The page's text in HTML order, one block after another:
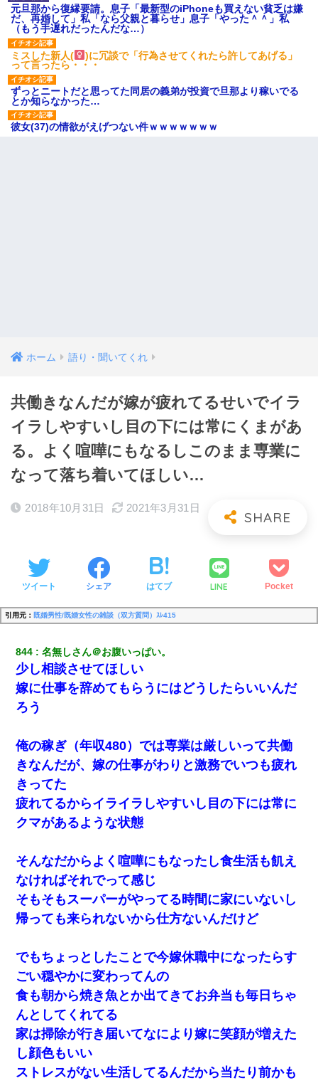
元旦那から復縁要請。息子「最新型のiPhoneも買えない貧乏は嫌
だ、再婚して」私「なら父親と暮らせ」息子「やった＾＾」私
（もう手遅れだったんだな…）
ミスした新人(
)に冗談で「行為させてくれたら許してあげる」
って言ったら・・・
ずっとニートだと思ってた同居の義弟が投資で旦那より稼いでる
とか知らなかった…
彼女(37)の情欲がえげつない件ｗｗｗｗｗｗｗ
ホーム 語り・聞いてくれ
共働きなんだが嫁が疲れてるせいでイラ
イラしやすいし目の下には常にくまがあ
る。よく喧嘩にもなるしこのまま専業に
なって落ち着いてほしい…
2018年10月31日 2021年3月31日
ツイート シェア はてブ LINE Pocket
引用元： 既婚男性/既婚女性の雑談（双方質問）ｽﾚ415
844 名無しさん＠お腹いっぱい。
少し相談させてほしい
嫁に仕事を辞めてもらうにはどうしたらいいんだ
ろう
俺の稼ぎ（年収480）では専業は厳しいって共働
きなんだが、嫁の仕事がわりと激務でいつも疲れ
きってた
疲れてるからイライラしやすいし目の下には常に
クマがあるような状態
そんなだからよく喧嘩にもなったし食生活も飢え
なければそれでって感じ
そもそもスーパーがやってる時間に家にいないし
帰っても来られないから仕方ないんだけど
でもちょっとしたことで今嫁休職中になったらす
ごい穏やかに変わってんの
食も朝から焼き魚とか出てきてお弁当も毎日ちゃ
んとしてくれてる
家は掃除が行き届いてなにより嫁に笑顔が増えた
し顔色もいい
ストレスがない生活してるんだから当たり前かも